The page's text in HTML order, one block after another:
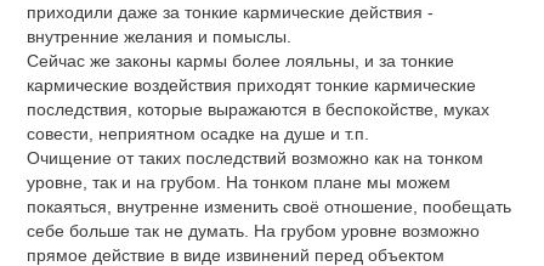
приходили даже за тонкие кармические действия -
внутренние желания и помыслы.
Сейчас же законы кармы более лояльны, и за тонкие
кармические воздействия приходят тонкие кармические
последствия, которые выражаются в беспокойстве, муках
совести, неприятном осадке на душе и т.п.
Очищение от таких последствий возможно как на тонком
уровне, так и на грубом. На тонком плане мы можем
покаяться, внутренне изменить своё отношение, пообещать
себе больше так не думать. На грубом уровне возможно
прямое действие в виде извинений перед объектом